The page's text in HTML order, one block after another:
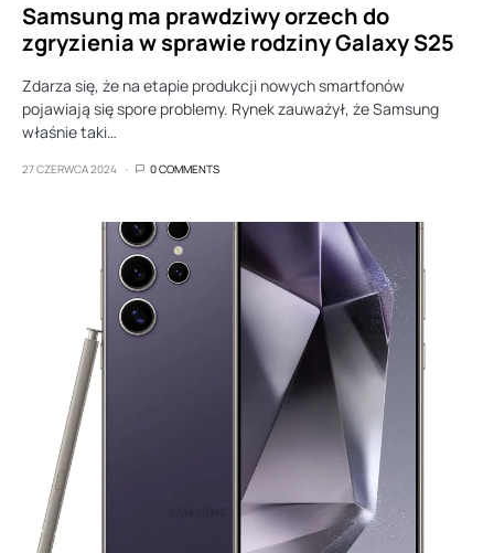
Samsung ma prawdziwy orzech do
zgryzienia w sprawie rodziny Galaxy S25
Zdarza się, że na etapie produkcji nowych smartfonów
pojawiają się spore problemy. Rynek zauważył, że Samsung
właśnie taki…
27 CZERWCA 2024 0 COMMENTS